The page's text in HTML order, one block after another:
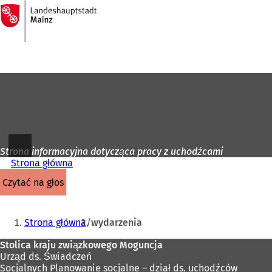
Przejdź do treści
Do
strony
głównej
Strona informacyjna dotycząca pracy z uchodźcami
Strona główna
czytać na głos
Jesteś
tutaj:
Strona główna wydarzenia
Obszar
stóp
Stolica kraju związkowego Moguncja
Urząd ds. Świadczeń
Socjalnych Planowanie socjalne – dział ds. uchodźców